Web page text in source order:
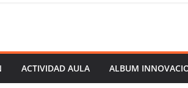
ACTIVIDAD AULA ALBUM